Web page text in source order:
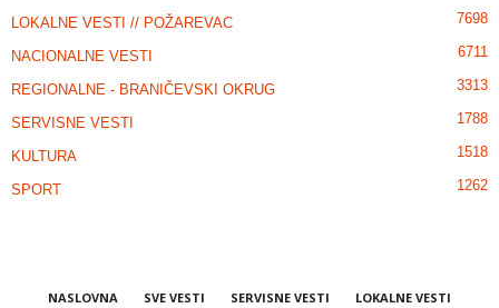
LOKALNE VESTI // POŽAREVAC 7698
NACIONALNE VESTI 6711
REGIONALNE - BRANIČEVSKI OKRUG 3313
SERVISNE VESTI 1788
KULTURA 1518
SPORT 1262
NASLOVNA SVE VESTI SERVISNE VESTI LOKALNE VESTI